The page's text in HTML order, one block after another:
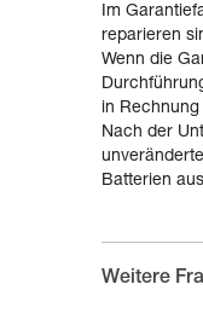
Im
reparieren
Wenn die
in Rechnung
Nach der
Batterien
Weitere